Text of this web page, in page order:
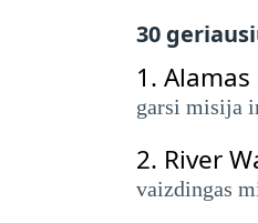
30
1. Alamas
garsi misija
2. River
vaizdingas